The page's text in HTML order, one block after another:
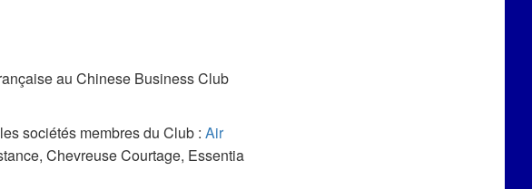
au Chinese Business Club
sociétés membres du Club : Air
Chevreuse Courtage, Essentia